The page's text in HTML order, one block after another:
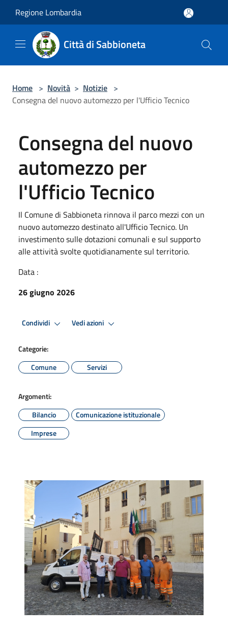
Regione Lombardia
Città di Sabbioneta
Home > Novità > Notizie >
Consegna del nuovo automezzo per l'Ufficio Tecnico
Consegna del nuovo
automezzo per
l'Ufficio Tecnico
Il Comune di Sabbioneta rinnova il parco mezzi con un
nuovo automezzo destinato all'Ufficio Tecnico. Un
investimento sulle dotazioni comunali e sul supporto
alle attività svolte quotidianamente sul territorio.
Data :
26 giugno 2026
Condividi Vedi azioni
Categorie:
Comune
Servizi
Argomenti:
Bilancio
Comunicazione istituzionale
Imprese